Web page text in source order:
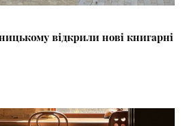
відкрили нові книгарні